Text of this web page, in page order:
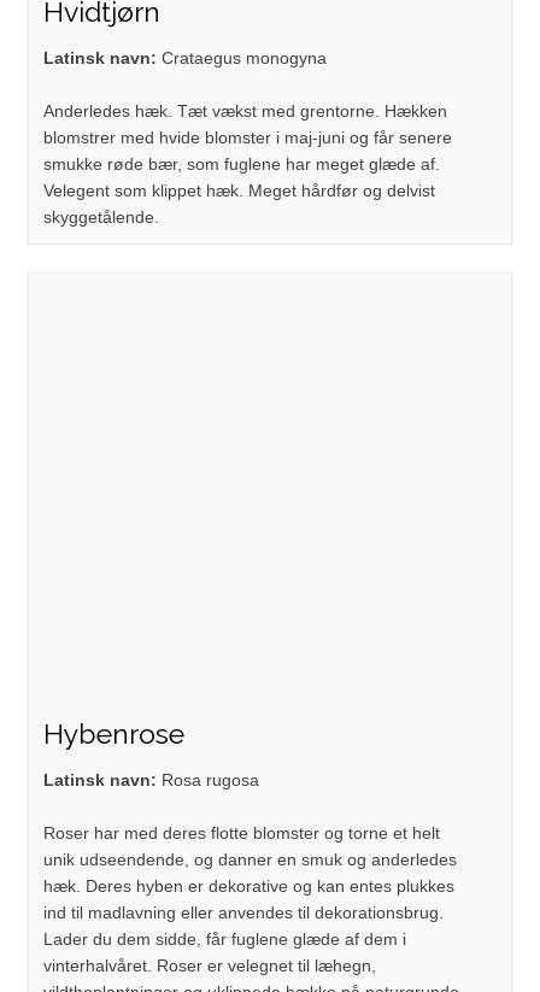
Hvidtjørn
​Latinsk navn: Crataegus monogyna
Anderledes hæk. Tæt vækst med grentorne. Hækken
blomstrer med hvide blomster i maj-juni og får senere
smukke røde bær, som fuglene har meget glæde af.
Velegent som klippet hæk. Meget hårdfør og delvist
skyggetålende.
Hybenrose
Latinsk navn: Rosa rugosa
Roser har med deres flotte blomster og torne et helt
unik udseendende, og danner en smuk og anderledes
hæk. Deres hyben er dekorative og kan entes plukkes
ind til madlavning eller anvendes til dekorationsbrug.
Lader du dem sidde, får fuglene glæde af dem i
vinterhalvåret. Roser er velegnet til læhegn,